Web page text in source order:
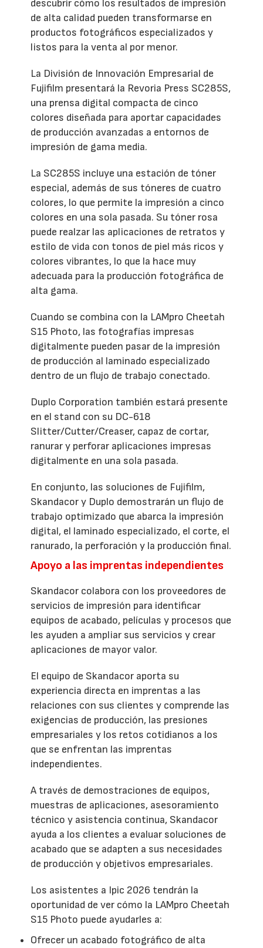
descubrir cómo los resultados de impresión
de alta calidad pueden transformarse en
productos fotográficos especializados y
listos para la venta al por menor.
La División de Innovación Empresarial de
Fujifilm presentará la Revoria Press SC285S,
una prensa digital compacta de cinco
colores diseñada para aportar capacidades
de producción avanzadas a entornos de
impresión de gama media.
La SC285S incluye una estación de tóner
especial, además de sus tóneres de cuatro
colores, lo que permite la impresión a cinco
colores en una sola pasada. Su tóner rosa
puede realzar las aplicaciones de retratos y
estilo de vida con tonos de piel más ricos y
colores vibrantes, lo que la hace muy
adecuada para la producción fotográfica de
alta gama.
Cuando se combina con la LAMpro Cheetah
S15 Photo, las fotografías impresas
digitalmente pueden pasar de la impresión
de producción al laminado especializado
dentro de un flujo de trabajo conectado.
Duplo Corporation también estará presente
en el stand con su DC-618
Slitter/Cutter/Creaser, capaz de cortar,
ranurar y perforar aplicaciones impresas
digitalmente en una sola pasada.
En conjunto, las soluciones de Fujifilm,
Skandacor y Duplo demostrarán un flujo de
trabajo optimizado que abarca la impresión
digital, el laminado especializado, el corte, el
ranurado, la perforación y la producción final.
Apoyo a las imprentas independientes
Skandacor colabora con los proveedores de
servicios de impresión para identificar
equipos de acabado, películas y procesos que
les ayuden a ampliar sus servicios y crear
aplicaciones de mayor valor.
El equipo de Skandacor aporta su
experiencia directa en imprentas a las
relaciones con sus clientes y comprende las
exigencias de producción, las presiones
empresariales y los retos cotidianos a los
que se enfrentan las imprentas
independientes.
A través de demostraciones de equipos,
muestras de aplicaciones, asesoramiento
técnico y asistencia continua, Skandacor
ayuda a los clientes a evaluar soluciones de
acabado que se adapten a sus necesidades
de producción y objetivos empresariales.
Los asistentes a Ipic 2026 tendrán la
oportunidad de ver cómo la LAMpro Cheetah
S15 Photo puede ayudarles a:
Ofrecer un acabado fotográfico de alta